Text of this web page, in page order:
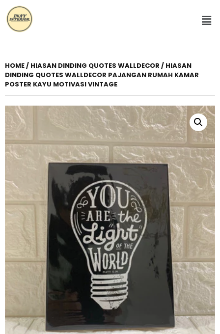
HOME/ HIASAN DINDING QUOTES WALLDECOR / HIASAN
DINDING QUOTES WALLDECOR PAJANGAN RUMAH KAMAR
POSTER KAYU MOTIVASI VINTAGE